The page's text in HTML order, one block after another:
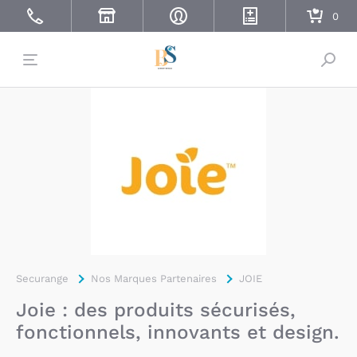
Securange Nos Marques Partenaires JOIE
Joie : des produits sécurisés,
fonctionnels, innovants et design.